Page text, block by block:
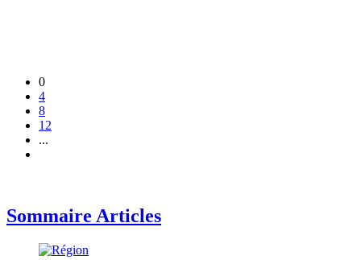
0
4
8
12
...
Sommaire Articles